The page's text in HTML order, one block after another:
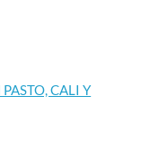
CALI Y